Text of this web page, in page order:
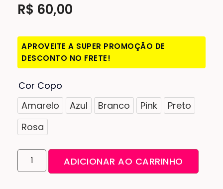
R$ 60,00
APROVEITE A SUPER PROMOÇÃO DE
DESCONTO NO FRETE!
Cor Copo
Amarelo
Azul
Pink
Amarelo Azul Branco Pink
Preto
Rosa
ADICIONAR AO CARRINHO